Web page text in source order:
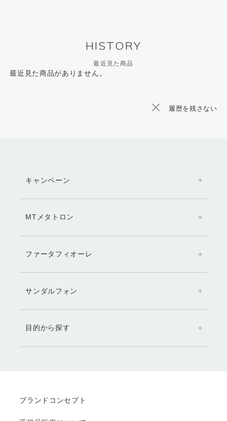
HISTORY
最近見た商品
最近見た商品がありません。
履歴を残さない
キャンペーン
MTメタトロン
ファータフィオーレ
サンダルフォン
目的から探す
ブランドコンセプト